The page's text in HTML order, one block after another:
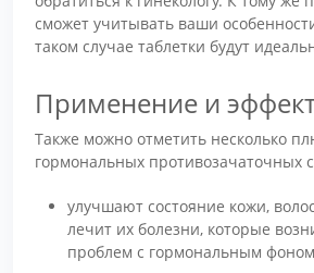
сможет учитывать ваши
таком случае таблетки будут
Применение и
Также можно отметить несколько
гормональных противозачаточных
улучшают состояние кожи,
лечит их болезни, которые
проблем с гормональным